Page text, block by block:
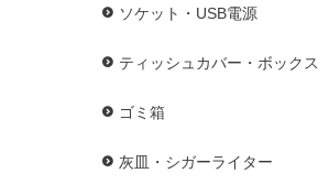
ソケット・USB電源
ティッシュカバー・ボックス
ゴミ箱
灰皿・シガーライター